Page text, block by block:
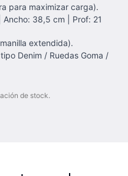
para maximizar carga).
Ancho: 38,5 cm | Prof: 21
extendida).
Denim / Ruedas Goma /
de stock.